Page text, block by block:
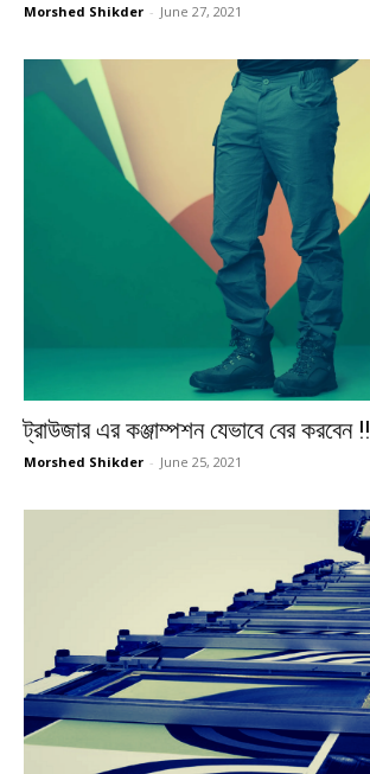
Morshed Shikder - June 27, 2021
ট্রাউজার এর কঞ্জাম্পশন যেভাবে বের করবেন !!
Morshed Shikder - June 25, 2021